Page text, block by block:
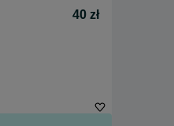
40 zł